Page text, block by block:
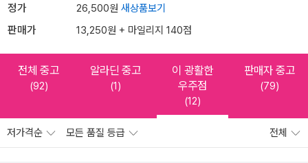
정가 26,500원 새상품보기
판매가 13,250원 + 마일리지 140점
전체 중고
(92)
알라딘 중고
(1)
이 광활한
우주점
(12)
판매자 중고
(79)
저가격순 모든 품질 등급 전체